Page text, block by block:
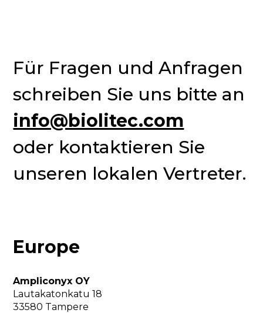
Für Fragen und Anfragen
info@biolitec.com
oder kontaktieren Sie
unseren lokalen Vertreter.
Europe
Ampliconyx OY
Lautakatonkatu 18
33580 Tampere